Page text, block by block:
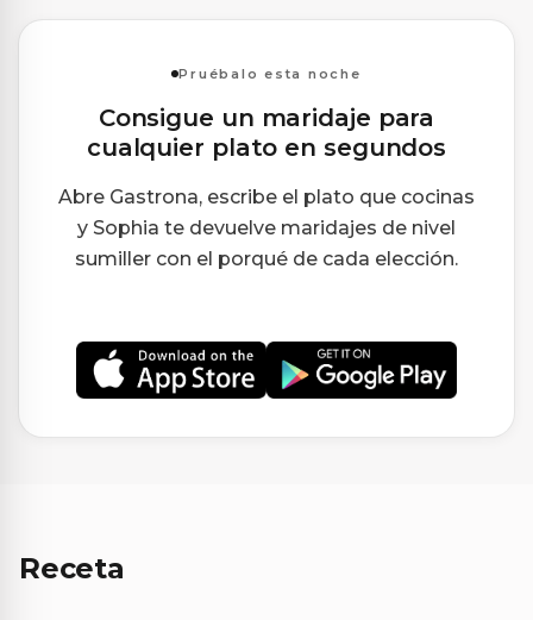
Pruébalo esta noche
Consigue un maridaje para
cualquier plato en segundos
Abre Gastrona, escribe el plato que cocinas
y Sophia te devuelve maridajes de nivel
sumiller con el porqué de cada elección.
Receta